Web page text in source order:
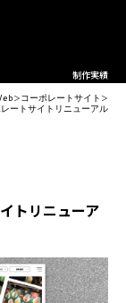
制作実績
＞コーポレートサイト ＞
ートサイトリニューアル
トリニューア